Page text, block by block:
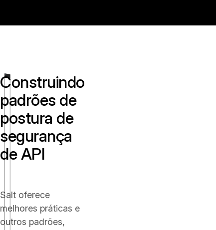
Construindo
padrões de
postura de
segurança
de API
Salt oferece
melhores práticas e
outros padrões,